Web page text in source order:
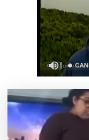
Keşan
ziyareti